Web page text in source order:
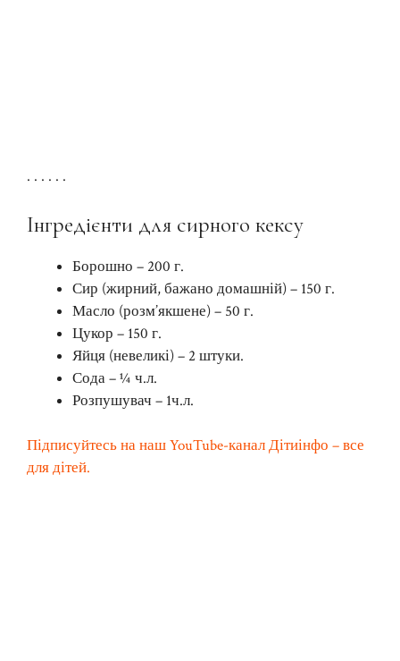
. . . . . .
Інгредієнти для сирного кексу
Борошно – 200 г.
Сир (жирний, бажано домашній) – 150 г.
Масло (розм’якшене) – 50 г.
Цукор – 150 г.
Яйця (невеликі) – 2 штуки.
Сода – ¼ ч.л.
Розпушувач – 1ч.л.
Підписуйтесь на наш YouTube-канал Дітиінфо – все
для дітей.